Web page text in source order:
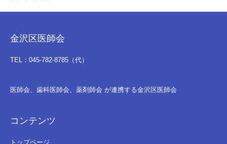
金沢区医師会
TEL：045-782-8785（代）
医師会、歯科医師会、薬剤師会 が連携する金沢区医師会
コンテンツ
トップページ